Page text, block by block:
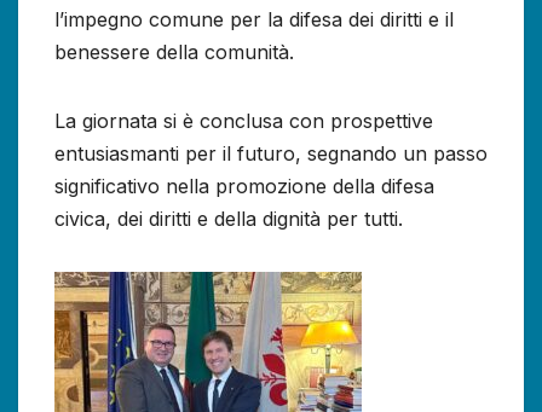
l’impegno comune per la difesa dei diritti e il
benessere della comunità.
La giornata si è conclusa con prospettive
entusiasmanti per il futuro, segnando un passo
significativo nella promozione della difesa
civica, dei diritti e della dignità per tutti.